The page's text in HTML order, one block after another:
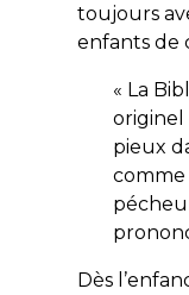
toujours
enfants de
« La
originel
pieux
comme
Dès